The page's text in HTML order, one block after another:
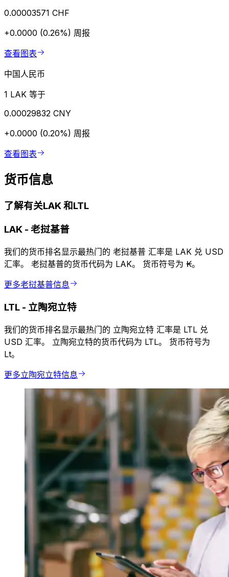
0.00003571 CHF
+0.0000 (0.26%) 周报
查看图表
中国人民币
1 LAK 等于
0.00029832 CNY
+0.0000 (0.20%) 周报
查看图表
货币信息
了解有关LAK 和LTL
LAK - 老挝基普
我们的货币排名显示最热门的 老挝基普 汇率是 LAK 兑 USD
汇率。 老挝基普的货币代码为 LAK。 货币符号为 ₭。
更多老挝基普信息
LTL - 立陶宛立特
我们的货币排名显示最热门的 立陶宛立特 汇率是 LTL 兑
USD 汇率。 立陶宛立特的货币代码为 LTL。 货币符号为
Lt。
更多立陶宛立特信息